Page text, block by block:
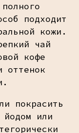
подходит
кожи.
чай
кофе
оттенок
покрасить
йодом или